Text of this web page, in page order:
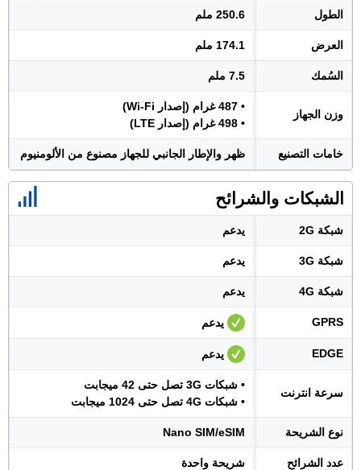
الطول 250.6 ملم
العرض 174.1 ملم
السُمك 7.5 ملم
وزن الجهاز
• 487 غرام (إصدار Wi-Fi)
• 498 غرام (إصدار LTE)
خامات التصنيع ظهر والإطار الجانبي للجهاز مصنوع من الألومنيوم
الشبكات والشرائح
شبكة 2G يدعم
شبكة 3G يدعم
شبكة 4G يدعم
GPRS يدعم
EDGE يدعم
سرعة انترنت
• شبكات 3G تصل حتى 42 ميجابت
• شبكات 4G تصل حتى 1024 ميجابت
نوع الشريحة Nano SIM/eSIM
عدد الشرائح شريحة واحدة